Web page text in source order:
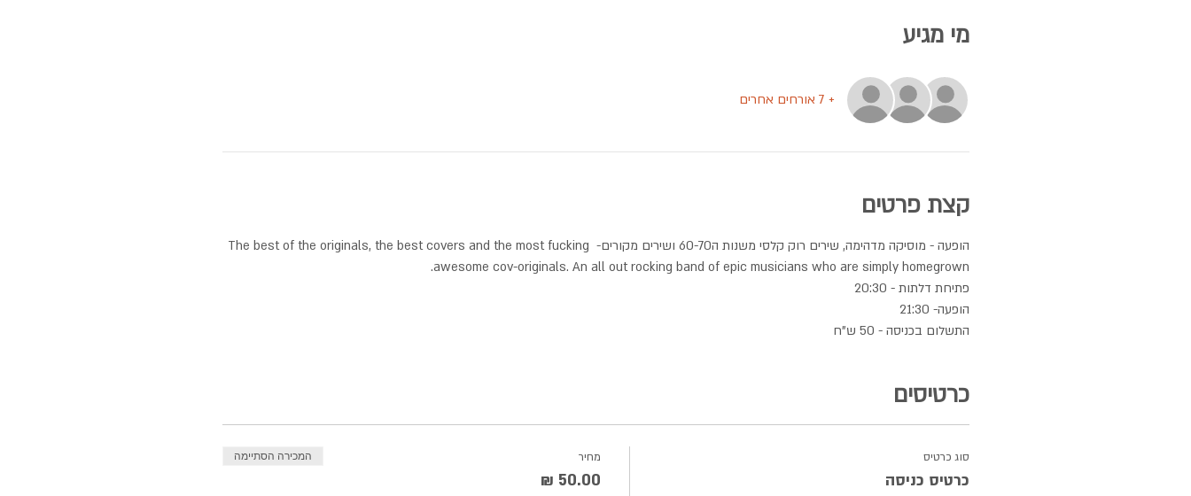
מי מגיע
+ 7 אורחים אחרים
קצת פרטים
הופעה - מוסיקה מדהימה, שירים רוק קלסי משנות ה60-70 ושירים מקורים- The best of the originals, the best covers and the most fucking
awesome cov-originals. An all out rocking band of epic musicians who are simply homegrown.
פתיחת דלתות - 20:30
הופעה- 21:30
התשלום בכניסה - 50 ש"ח
כרטיסים
סוג כרטיס
כרטיס כניסה
מחיר המכירה הסתיימה